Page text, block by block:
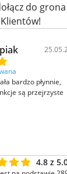
do
Klientów!
bardzo płynnie,
są przejrzyste
4.8 z